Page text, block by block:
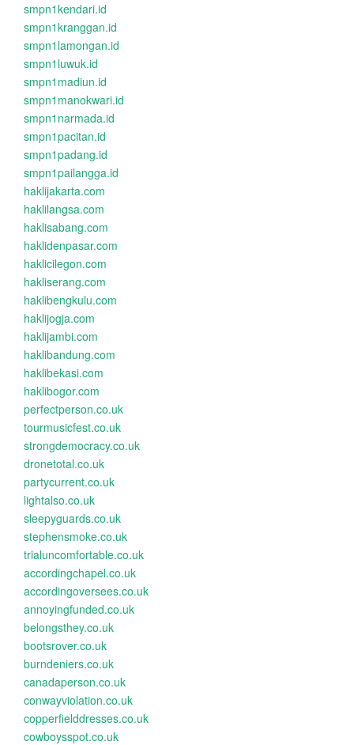
smpn1kendari.id
smpn1kranggan.id
smpn1lamongan.id
smpn1luwuk.id
smpn1madiun.id
smpn1manokwari.id
smpn1narmada.id
smpn1pacitan.id
smpn1padang.id
smpn1pailangga.id
haklijakarta.com
haklilangsa.com
haklisabang.com
haklidenpasar.com
haklicilegon.com
hakliserang.com
haklibengkulu.com
haklijogja.com
haklijambi.com
haklibandung.com
haklibekasi.com
haklibogor.com
perfectperson.co.uk
tourmusicfest.co.uk
strongdemocracy.co.uk
dronetotal.co.uk
partycurrent.co.uk
lightalso.co.uk
sleepyguards.co.uk
stephensmoke.co.uk
trialuncomfortable.co.uk
accordingchapel.co.uk
accordingoversees.co.uk
annoyingfunded.co.uk
belongsthey.co.uk
bootsrover.co.uk
burndeniers.co.uk
canadaperson.co.uk
conwayviolation.co.uk
copperfielddresses.co.uk
cowboysspot.co.uk